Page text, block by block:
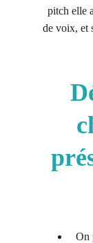
pitch elle
de voix, et
On